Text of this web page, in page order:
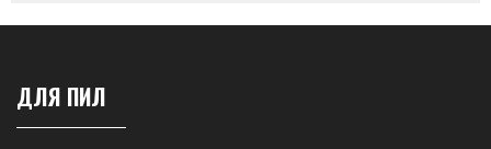
ДЛЯ ПИЛ